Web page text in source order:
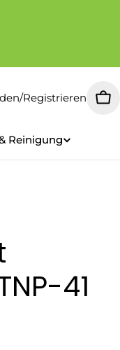
Registrieren
Reinigung
41